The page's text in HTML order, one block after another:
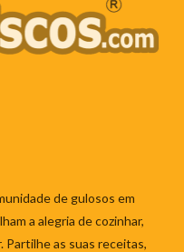
de gulosos em
a alegria de cozinhar,
Partilhe as suas receitas,